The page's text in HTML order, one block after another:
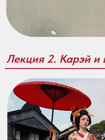
Лекция 2. Карэй и